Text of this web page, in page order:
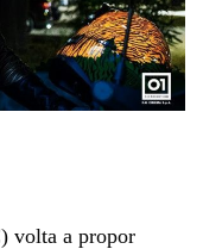
volta a propor